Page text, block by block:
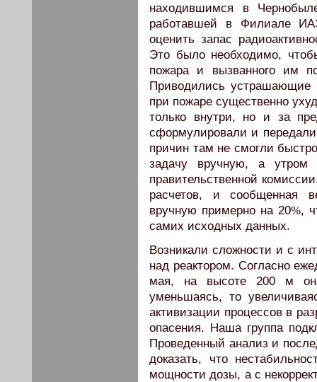
находившимся в
работавшей в Филиале
оценить запас
Это было необходимо,
пожара и вызванного им
Приводились устрашающие
при пожаре существенно
только внутри, но и за
сформулировали и
причин там не смогли
задачу вручную, а утром
правительственной
расчетов, и сообщенная
вручную примерно на 20%,
самих исходных данных.
Возникали сложности и с
над реактором. Согласно
мая, на высоте 200 м
уменьшаясь, то
активизации процессов в
опасения. Наша группа
Проведенный анализ и
доказать, что
мощности дозы, а с